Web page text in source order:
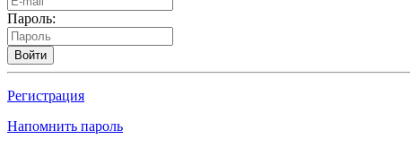
Пароль:
Войти
Регистрация
Напомнить пароль